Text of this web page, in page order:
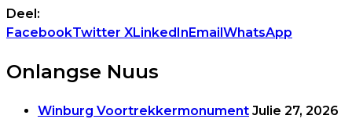
Deel:
FacebookTwitter XLinkedInEmailWhatsApp
Onlangse Nuus
Winburg Voortrekkermonument Julie 27, 2026